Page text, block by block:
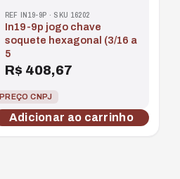
REF IN19-9P · SKU 16202
in19-9p jogo chave
soquete hexagonal (3/16 a
5
R$ 408,67
PREÇO CNPJ
Adicionar ao carrinho